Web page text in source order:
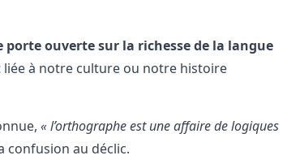
porte ouverte sur la richesse de la langue
liée à notre culture ou notre histoire
« l’orthographe est une affaire de logiques
confusion au déclic.